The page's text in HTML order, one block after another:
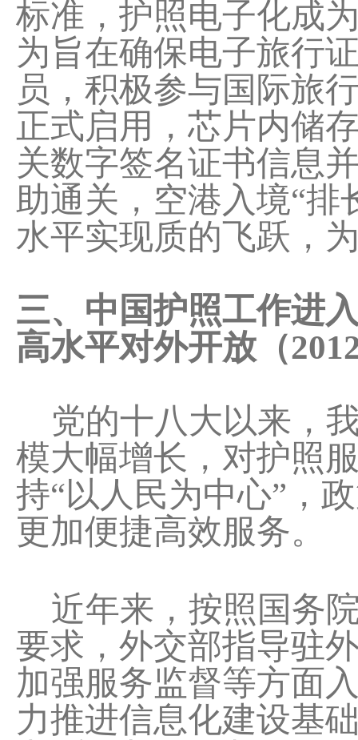
标准，护照电子化成
为旨在确保电子旅行
员，积极参与国际旅
正式启用，芯片内储
关数字签名证书信息
助通关，空港入境“排
水平实现质的飞跃，
三、中国护照工作进
高水平对外开放（
党的十八大以来，
模大幅增长，对护照
持“以人民为中心”，
更加便捷高效服务。
近年来，按照国务
要求，外交部指导驻
加强服务监督等方面
力推进信息化建设基